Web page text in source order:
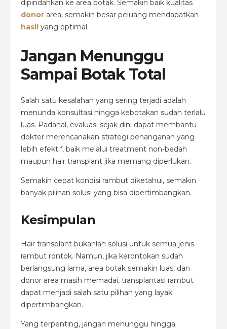
dipindahkan ke area botak. Semakin baik kualitas
donor area, semakin besar peluang mendapatkan
hasil yang optimal.
Jangan Menunggu
Sampai Botak Total
Salah satu kesalahan yang sering terjadi adalah
menunda konsultasi hingga kebotakan sudah terlalu
luas. Padahal, evaluasi sejak dini dapat membantu
dokter merencanakan strategi penanganan yang
lebih efektif, baik melalui treatment non-bedah
maupun hair transplant jika memang diperlukan.
Semakin cepat kondisi rambut diketahui, semakin
banyak pilihan solusi yang bisa dipertimbangkan.
Kesimpulan
Hair transplant bukanlah solusi untuk semua jenis
rambut rontok. Namun, jika kerontokan sudah
berlangsung lama, area botak semakin luas, dan
donor area masih memadai, transplantasi rambut
dapat menjadi salah satu pilihan yang layak
dipertimbangkan.
Yang terpenting, jangan menunggu hingga